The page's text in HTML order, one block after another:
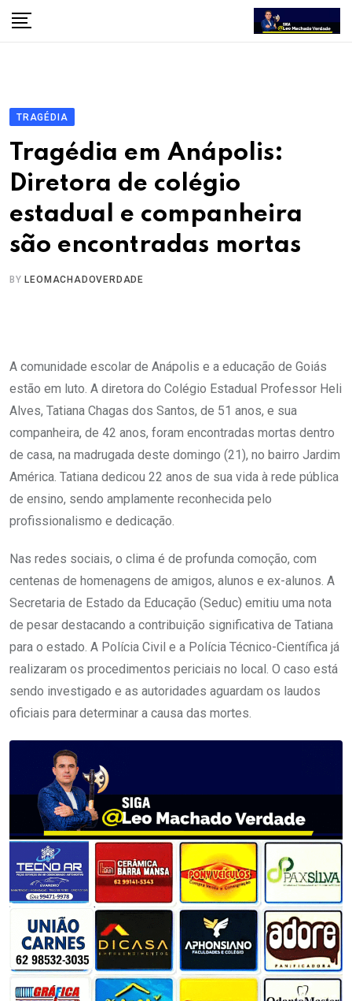
Skip
TRAGÉDIA
Tragédia em Anápolis:
Diretora de colégio
estadual e companheira
são encontradas mortas
BYLEOMACHADOVERDADE
A comunidade escolar de Anápolis e a educação de Goiás
estão em luto. A diretora do Colégio Estadual Professor Heli
Alves, Tatiana Chagas dos Santos, de 51 anos, e sua
companheira, de 42 anos, foram encontradas mortas dentro
de casa, na madrugada deste domingo (21), no bairro Jardim
América. Tatiana dedicou 22 anos de sua vida à rede pública
de ensino, sendo amplamente reconhecida pelo
profissionalismo e dedicação.
Nas redes sociais, o clima é de profunda comoção, com
centenas de homenagens de amigos, alunos e ex-alunos. A
Secretaria de Estado da Educação (Seduc) emitiu uma nota
de pesar destacando a contribuição significativa de Tatiana
para o estado. A Polícia Civil e a Polícia Técnico-Científica já
realizaram os procedimentos periciais no local. O caso está
sendo investigado e as autoridades aguardam os laudos
oficiais para determinar a causa das mortes.